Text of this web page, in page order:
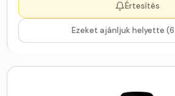
Értesítés
Ezeket ajánljuk helyette